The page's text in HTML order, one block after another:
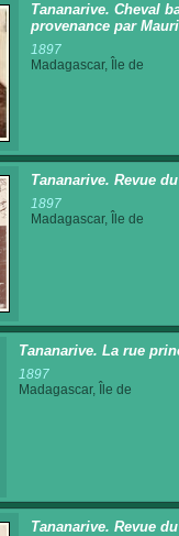
Tananarive. Cheval
provenance par
1897
Madagascar, Île de
Tananarive. Revue
1897
Madagascar, Île de
Tananarive. La rue
1897
Madagascar, Île de
Tananarive. Revue